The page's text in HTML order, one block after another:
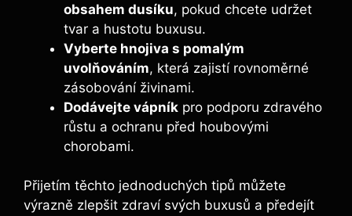
obsahem dusíku, pokud chcete udržet
⁤tvar a​ hustotu buxusu.
Vyberte hnojiva s pomalým
uvolňováním, která zajistí rovnoměrné
zásobování živinami.
Dodávejte vápník pro podporu zdravého ​
růstu a ochranu před houbovými
chorobami.
Přijetím těchto jednoduchých tipů můžete
výrazně zlepšit zdraví svých buxusů a předejít